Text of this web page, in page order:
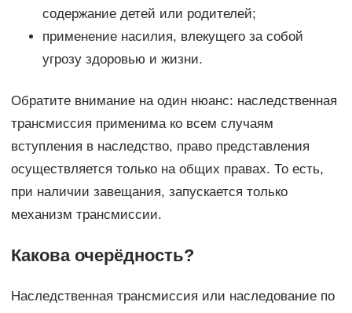
содержание детей или родителей;
применение насилия, влекущего за собой
угрозу здоровью и жизни.
Обратите внимание на один нюанс: наследственная
трансмиссия применима ко всем случаям
вступления в наследство, право представления
осуществляется только на общих правах. То есть,
при наличии завещания, запускается только
механизм трансмиссии.
Какова очерёдность?
Наследственная трансмиссия или наследование по